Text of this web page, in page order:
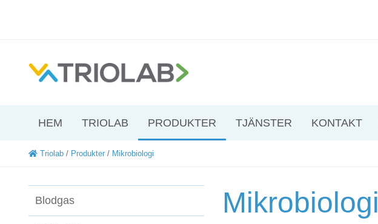
HEM TRIOLAB PRODUKTER TJÄNSTER KONTAKT
Triolab / Produkter / Mikrobiologi
Blodgas Mikrobiologi